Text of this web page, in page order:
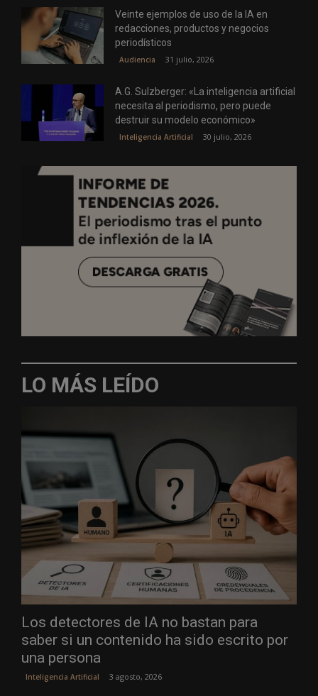
Veinte ejemplos de uso de la IA en
redacciones, productos y negocios
periodísticos
Audiencia 31 julio, 2026
A.G. Sulzberger: «La inteligencia artificial
necesita al periodismo, pero puede
destruir su modelo económico»
Inteligencia Artificial 30 julio, 2026
LO MÁS LEÍDO
Los detectores de IA no bastan para
saber si un contenido ha sido escrito por
una persona
Inteligencia Artificial 3 agosto, 2026